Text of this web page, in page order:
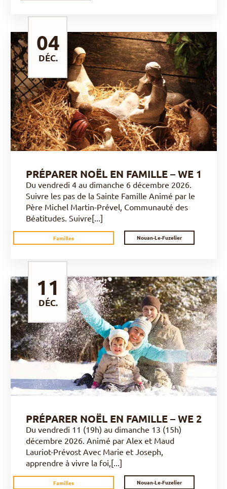
DÉC.
DÉCOUVRIR
PRÉPARER NOËL EN FAMILLE – WE 1
Du vendredi 4 au dimanche 6 décembre 2026.
Suivre les pas de la Sainte Famille Animé par le
Père Michel Martin-Prével, Communauté des
Béatitudes. Suivre[...]
Familles Nouan-Le-Fuzelier
04
DÉC.
DÉCOUVRIR
PRÉPARER NOËL EN FAMILLE – WE 2
Du vendredi 11 (19h) au dimanche 13 (15h)
décembre 2026. Animé par Alex et Maud
Lauriot-Prévost Avec Marie et Joseph,
apprendre à vivre la foi,[...]
Familles Nouan-Le-Fuzelier
11